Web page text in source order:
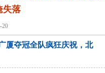
失落
20
厦夺冠全队疯狂庆祝，北